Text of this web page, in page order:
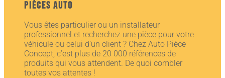
Pièces auto
Vous êtes particulier ou un installateur
professionnel et recherchez une pièce pour votre
véhicule ou celui d’un client ? Chez Auto Pièce
Concept, c’est plus de 20 000 références de
produits qui vous attendent. De quoi combler
toutes vos attentes !